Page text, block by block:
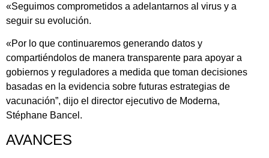
«Seguimos comprometidos a adelantarnos al virus y a
seguir su evolución.
«Por lo que continuaremos generando datos y
compartiéndolos de manera transparente para apoyar a
gobiernos y reguladores a medida que toman decisiones
basadas en la evidencia sobre futuras estrategias de
vacunación”, dijo el director ejecutivo de Moderna,
Stéphane Bancel.
AVANCES